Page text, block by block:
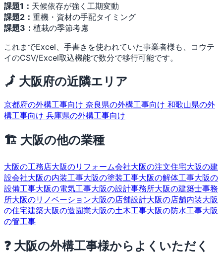
課題1： 天候依存が強く工期変動
課題2： 重機・資材の手配タイミング
課題3： 植栽の季節考慮
これまでExcel、手書きを使われていた事業者様も、コウテ
イのCSV/Excel取込機能で数分で移行可能です。
🗾 大阪府の近隣エリア
京都府の外構工事向け 奈良県の外構工事向け 和歌山県の外
構工事向け 兵庫県の外構工事向け
🏗 大阪の他の業種
大阪の工務店大阪のリフォーム会社大阪の注文住宅大阪の建
設会社大阪の内装工事大阪の塗装工事大阪の解体工事大阪の
設備工事大阪の電気工事大阪の設計事務所大阪の建築士事務
所大阪のリノベーション大阪の店舗設計大阪の店舗内装大阪
の住宅建築大阪の造園業大阪の土木工事大阪の防水工事大阪
の管工事
❓ 大阪の外構工事様からよくいただく